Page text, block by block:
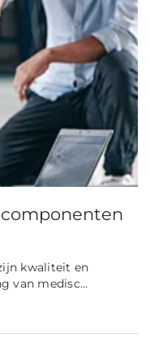
kwaliteit en
van medisc...